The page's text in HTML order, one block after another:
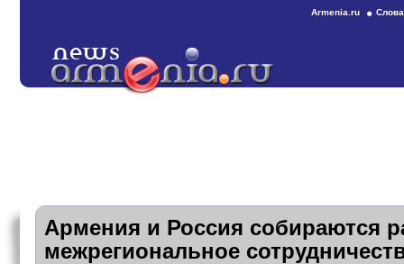
Armenia.ru
Армения и Россия собираются
межрегиональное